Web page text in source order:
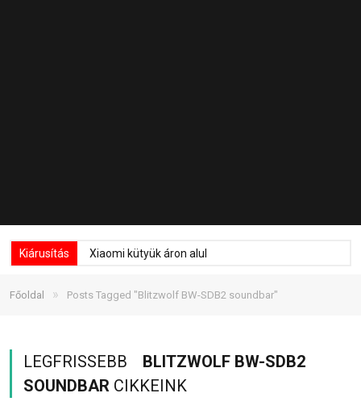
Kiárusítás Xiaomi kütyük áron alul
Főoldal » Posts Tagged "Blitzwolf BW-SDB2 soundbar"
LEGFRISSEBB
BLITZWOLF BW-SDB2
SOUNDBAR CIKKEINK